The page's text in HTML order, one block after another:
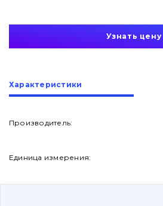
О нас
Контакты
Вакансии
Узнать цену
Характеристики
Производитель:
Единица измерения: